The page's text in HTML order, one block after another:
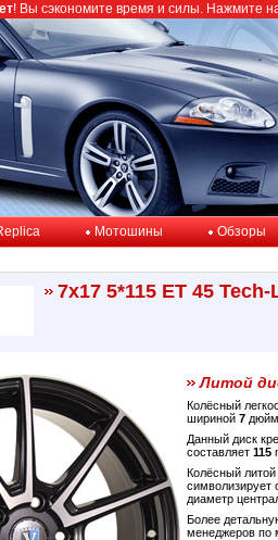
Мотошины Обзоры
7x17 5*115 ET 45
Литой
Колёсный
шириной 7
Данный диск
составляет 115
Колёсный
символизирует
диаметр
Более
менеджеров по
! Вы сэкономите время и силы. Нажмите